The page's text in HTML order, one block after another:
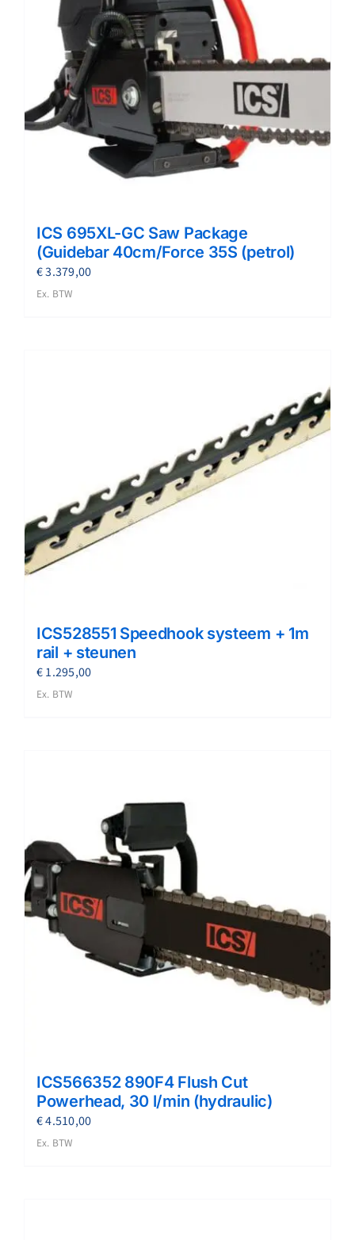
Vacatures
ICS 695XL-GC Saw Package
(Guidebar 40cm/Force 35S (petrol)
€3.379,00
Ex. BTW
ICS528551 Speedhook systeem + 1m
rail + steunen
€1.295,00
Ex. BTW
ICS566352 890F4 Flush Cut
Powerhead, 30 l/min (hydraulic)
€4.510,00
Ex. BTW